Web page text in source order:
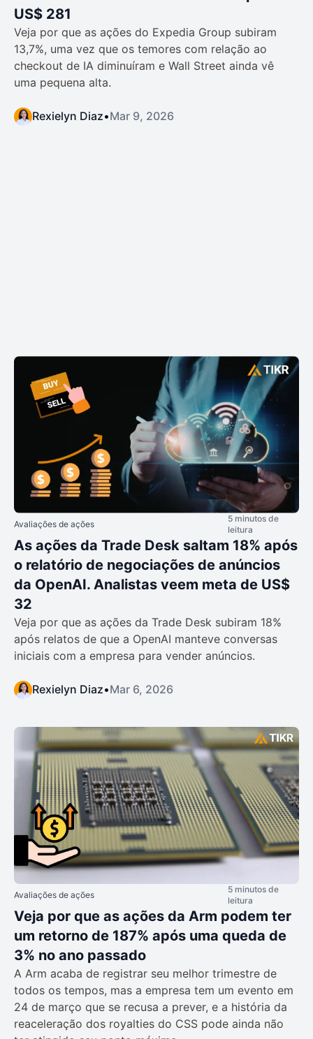
US$ 281
Veja por que as ações do Expedia Group subiram
13,7%, uma vez que os temores com relação ao
checkout de IA diminuíram e Wall Street ainda vê
uma pequena alta.
Rexielyn Diaz•Mar 9, 2026
Avaliações de ações
5 minutos de
leitura
As ações da Trade Desk saltam 18% após
o relatório de negociações de anúncios
da OpenAI. Analistas veem meta de US$
32
Veja por que as ações da Trade Desk subiram 18%
após relatos de que a OpenAI manteve conversas
iniciais com a empresa para vender anúncios.
Rexielyn Diaz•Mar 6, 2026
Avaliações de ações
5 minutos de
leitura
Veja por que as ações da Arm podem ter
um retorno de 187% após uma queda de
3% no ano passado
A Arm acaba de registrar seu melhor trimestre de
todos os tempos, mas a empresa tem um evento em
24 de março que se recusa a prever, e a história da
reaceleração dos royalties do CSS pode ainda não